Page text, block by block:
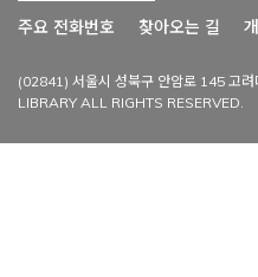
주요 전화번호
찾아오는 길
(02841) 서울시 성북구 안암로 145 고
LIBRARY ALL RIGHTS RESERVED.